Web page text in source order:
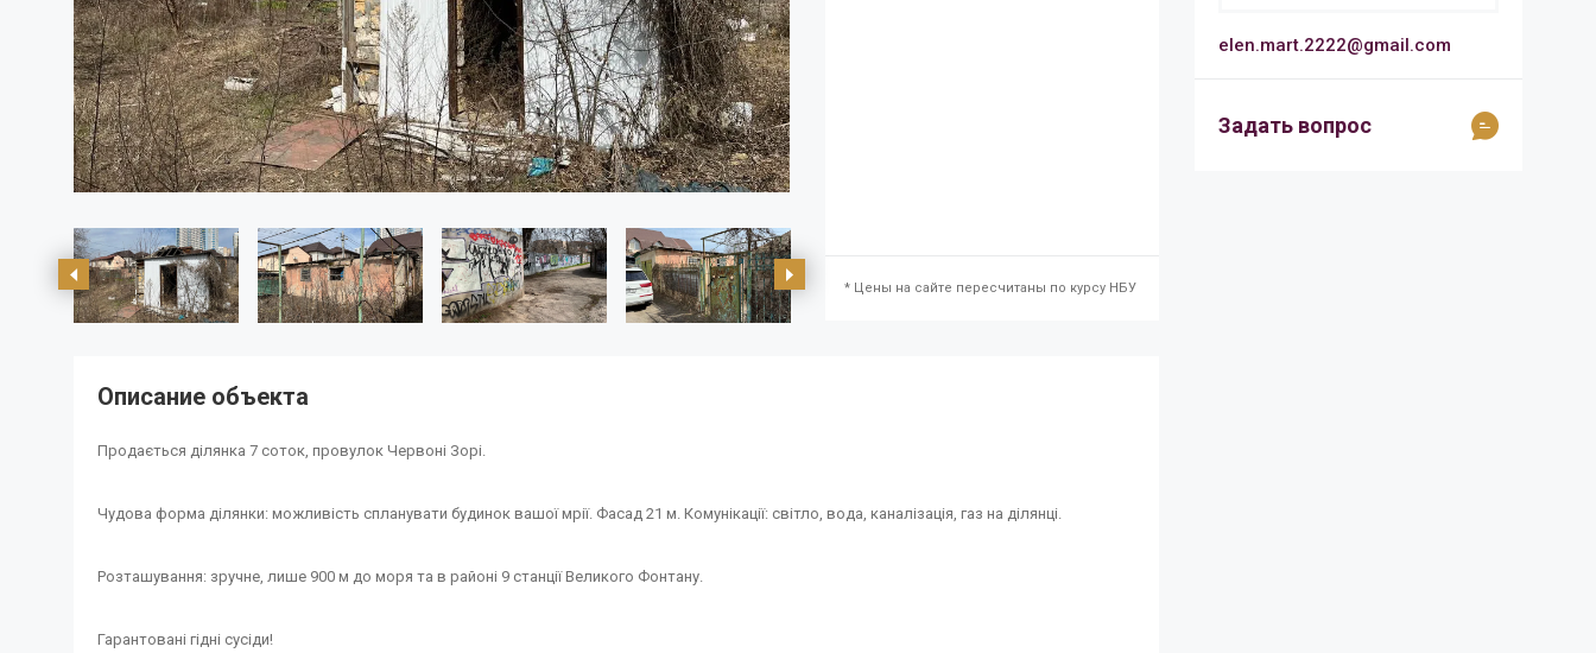
* Цены на сайте пересчитаны по курсу НБУ
Описание объекта
Продається ділянка 7 соток, провулок Червоні Зорі.
Чудова форма ділянки: можливість спланувати будинок вашої мрії. Фасад 21 м. Комунікації: світло, вода, каналізація, газ на ділянці.
Розташування: зручне, лише 900 м до моря та в районі 9 станції Великого Фонтану.
Гарантовані гідні сусіди!
elen.mart.2222@gmail.com
Задать вопрос